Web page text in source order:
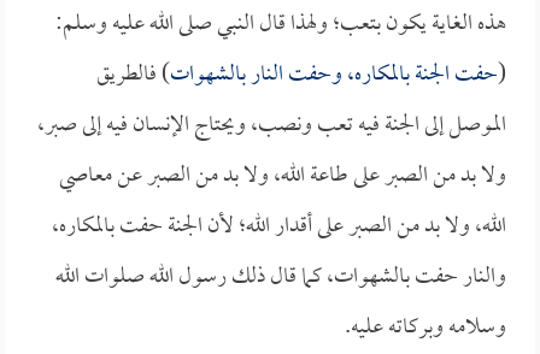
هذه الغاية يكون بتعب؛ ولهذا قال النبي صلى الله عليه وسلم:
(حفت الجنة بالمكاره، وحفت النار بالشهوات) فالطريق
الموصل إلى الجنة فيه تعب ونصب، ويحتاج الإنسان فيه إلى صبر،
ولا بد من الصبر على طاعة الله، ولا بد من الصبر عن معاصي
الله، ولا بد من الصبر على أقدار الله؛ لأن الجنة حفت بالمكاره،
والنار حفت بالشهوات، كما قال ذلك رسول الله صلوات الله
وسلامه وبركاته عليه.